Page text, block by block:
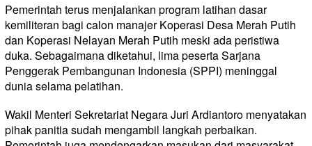
Pemerintah terus menjalankan program latihan dasar
kemiliteran bagi calon manajer Koperasi Desa Merah Putih
dan Koperasi Nelayan Merah Putih meski ada peristiwa
duka. Sebagaimana diketahui, lima peserta Sarjana
Penggerak Pembangunan Indonesia (SPPI) meninggal
dunia selama pelatihan.
Wakil Menteri Sekretariat Negara Juri Ardiantoro menyatakan
pihak panitia sudah mengambil langkah perbaikan.